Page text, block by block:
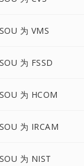
SOU 为 VMS
SOU 为 FSSD
SOU 为 HCOM
SOU 为 IRCAM
SOU 为 NIST